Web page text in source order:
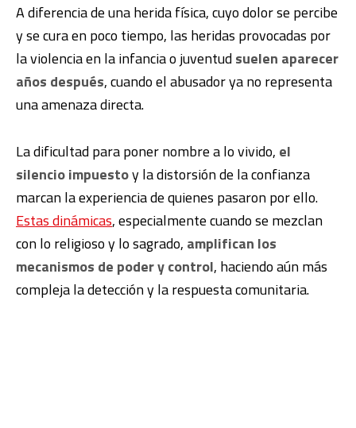
A diferencia de una herida física, cuyo dolor se percibe
y se cura en poco tiempo, las heridas provocadas por
la violencia en la infancia o juventudsuelen aparecer
años después, cuando el abusador ya no representa
una amenaza directa.
La dificultad para poner nombre a lo vivido, el
silencio impuestoy la distorsión de la confianza
marcan la experiencia de quienes pasaron por ello.
Estas dinámicas, especialmente cuando se mezclan
con lo religioso y lo sagrado, amplifican los
mecanismos de poder y control, haciendo aún más
compleja la detección y la respuesta comunitaria.